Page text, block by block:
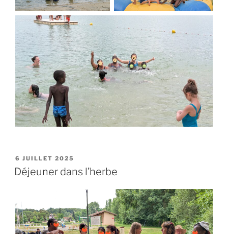
6 JUILLET 2025
Déjeuner dans l’herbe